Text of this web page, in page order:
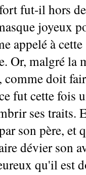
fut-il hors
joyeux
appelé à
Or, malgré
doit
fut cette
ses traits.
son père, et
dévier son
qu'il est